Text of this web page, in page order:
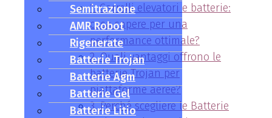
Semitrazione
AMR Robot
Rigenerate
Batterie Trojan
Batterie Agm
Batterie Gel
Batterie Litio
1. Carrelli elevatori e batterie:
cosa sapere per una
performance ottimale?
2. Quali vantaggi offrono le
batterie Trojan per
piattaforme aeree?
3. Perché scegliere le Batterie